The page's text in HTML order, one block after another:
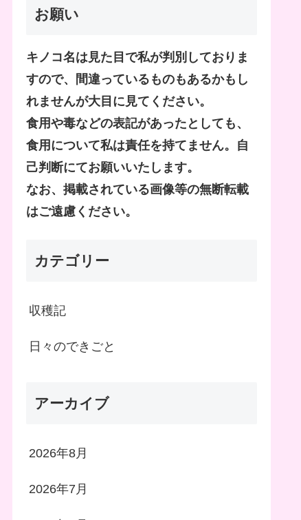
お願い
キノコ名は見た目で私が判別しておりま
すので、間違っているものもあるかもし
れませんが大目に見てください。
食用や毒などの表記があったとしても、
食用について私は責任を持てません。自
己判断にてお願いいたします。
なお、掲載されている画像等の無断転載
はご遠慮ください。
カテゴリー
収穫記
日々のできごと
アーカイブ
2026年8月
2026年7月